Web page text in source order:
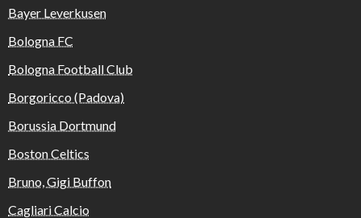
Bayer Leverkusen
Bologna FC
Bologna Football Club
Borgoricco (Padova)
Borussia Dortmund
Boston Celtics
Bruno, Gigi Buffon
Cagliari Calcio